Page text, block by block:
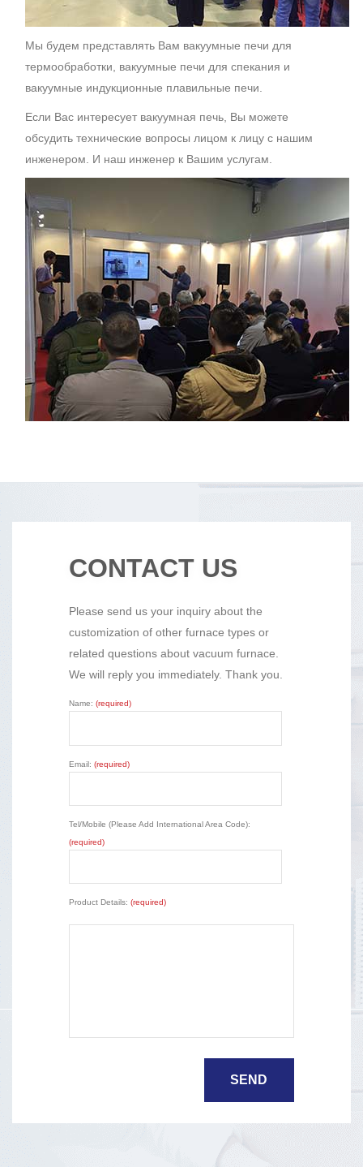
Мы будем представлять Вам вакуумные печи для
термообработки, вакуумные печи для спекания и
вакуумные индукционные плавильные печи.
Если Вас интересует вакуумная печь, Вы можете
обсудить технические вопросы лицом к лицу с нашим
инженером. И наш инженер к Вашим услугам.
CONTACT US
Please send us your inquiry about the
customization of other furnace types or
related questions about vacuum furnace.
We will reply you immediately. Thank you.
Name: (required)
Email: (required)
Tel/Mobile (Please Add International Area Code):
(required)
Product Details: (required)